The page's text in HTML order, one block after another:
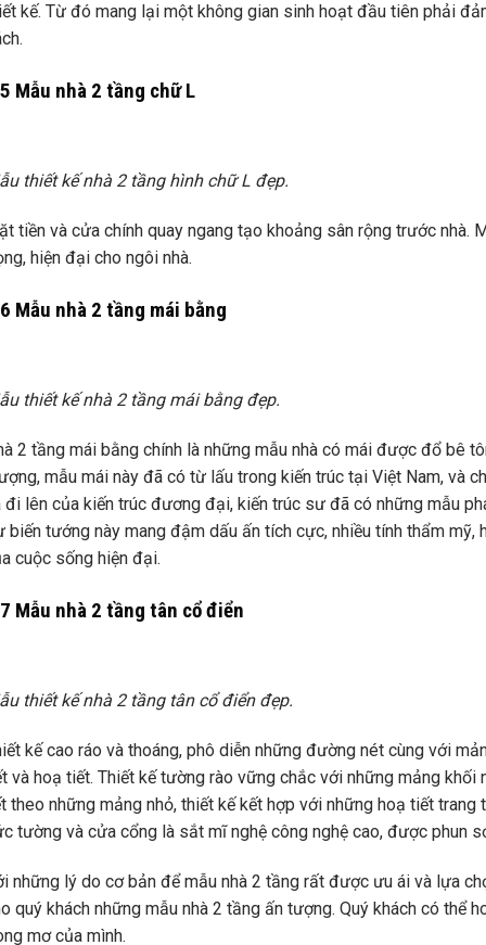
kế. Từ đó mang lại một không gian sinh hoạt đầu tiên phải
Mẫu nhà 2 tầng chữ L
thiết kế nhà 2 tầng hình chữ L đẹp.
tiền và cửa chính quay ngang tạo khoảng sân rộng trước nhà.
hiện đại cho ngôi nhà.
Mẫu nhà 2 tầng mái bằng
thiết kế nhà 2 tầng mái bằng đẹp.
2 tầng mái bằng chính là những mẫu nhà có mái được đổ bê
mẫu mái này đã có từ lấu trong kiến trúc tại Việt Nam, và
đi lên của kiến trúc đương đại, kiến trúc sư đã có những mẫu
biến tướng này mang đậm dấu ấn tích cực, nhiều tính thẩm mỹ,
cuộc sống hiện đại.
Mẫu nhà 2 tầng tân cổ điển
thiết kế nhà 2 tầng tân cổ điển đẹp.
kế cao ráo và thoáng, phô diễn những đường nét cùng với
và hoạ tiết. Thiết kế tường rào vững chắc với những mảng
theo những mảng nhỏ, thiết kế kết hợp với những hoạ tiết
tường và cửa cổng là sắt mĩ nghệ công nghệ cao, được phun
những lý do cơ bản để mẫu nhà 2 tầng rất được ưu ái và lựa
quý khách những mẫu nhà 2 tầng ấn tượng. Quý khách có thể
mơ của mình.